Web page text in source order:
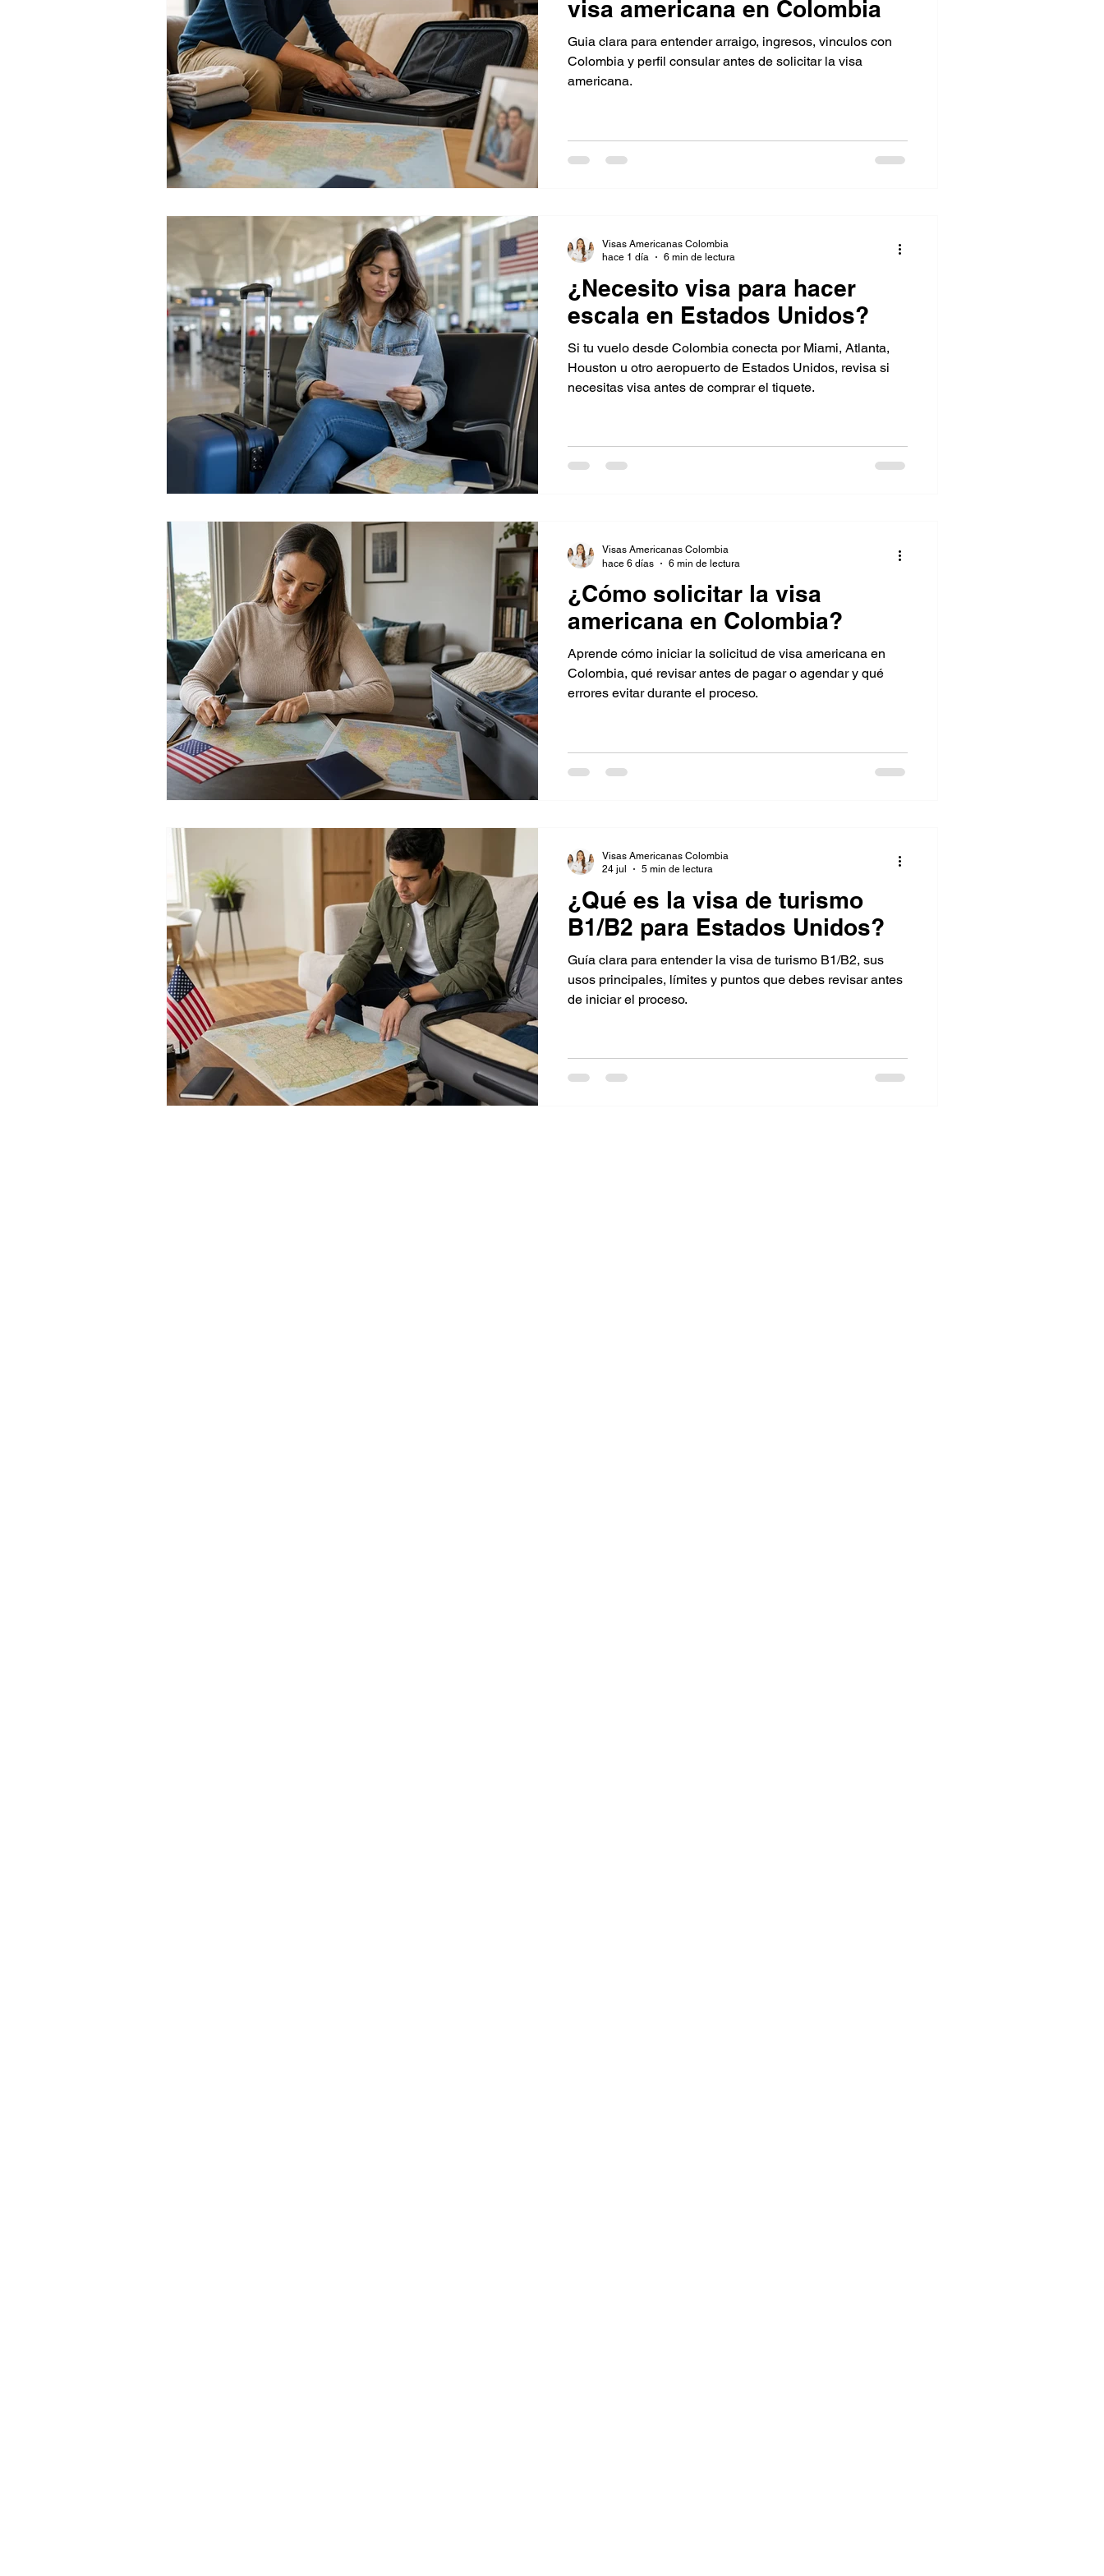
visa americana en Colombia
Guia clara para entender arraigo, ingresos, vinculos con
Colombia y perfil consular antes de solicitar la visa
americana.
¿Necesito visa para hacer
escala en Estados Unidos?
Si tu vuelo desde Colombia conecta por Miami, Atlanta,
Houston u otro aeropuerto de Estados Unidos, revisa si
necesitas visa antes de comprar el tiquete.
Visas Americanas Colombia
hace 1 día
6 min de lectura
¿Cómo solicitar la visa
americana en Colombia?
Aprende cómo iniciar la solicitud de visa americana en
Colombia, qué revisar antes de pagar o agendar y qué
errores evitar durante el proceso.
Visas Americanas Colombia
hace 6 días
6 min de lectura
¿Qué es la visa de turismo
B1/B2 para Estados Unidos?
Guía clara para entender la visa de turismo B1/B2, sus
usos principales, límites y puntos que debes revisar antes
de iniciar el proceso.
Visas Americanas Colombia
24 jul
5 min de lectura